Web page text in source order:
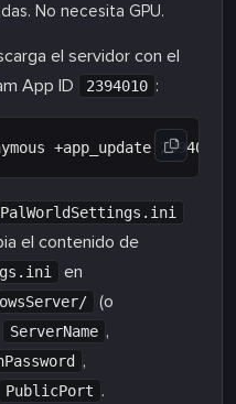
No necesita GPU.
el servidor con el
App ID
2394010 :
PalWorldSettings.ini
el contenido de
en
(o
ServerName ,
,
PublicPort .